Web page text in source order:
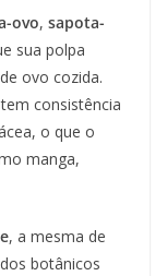
ovo, sapota-
sua polpa
ovo cozida.
consistência
o que o
manga,
, a mesma de
botânicos